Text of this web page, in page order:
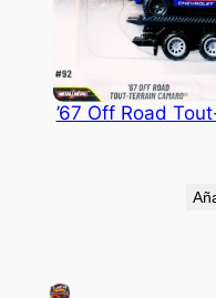
’67 Off Road